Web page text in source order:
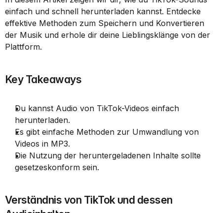
einfach und schnell herunterladen kannst. Entdecke
effektive Methoden zum Speichern und Konvertieren
der Musik und erhole dir deine Lieblingsklänge von der
Plattform.
Key Takeaways
Du kannst Audio von TikTok-Videos einfach
herunterladen.
Es gibt einfache Methoden zur Umwandlung von
Videos in MP3.
Die Nutzung der heruntergeladenen Inhalte sollte
gesetzeskonform sein.
Verständnis von TikTok und dessen